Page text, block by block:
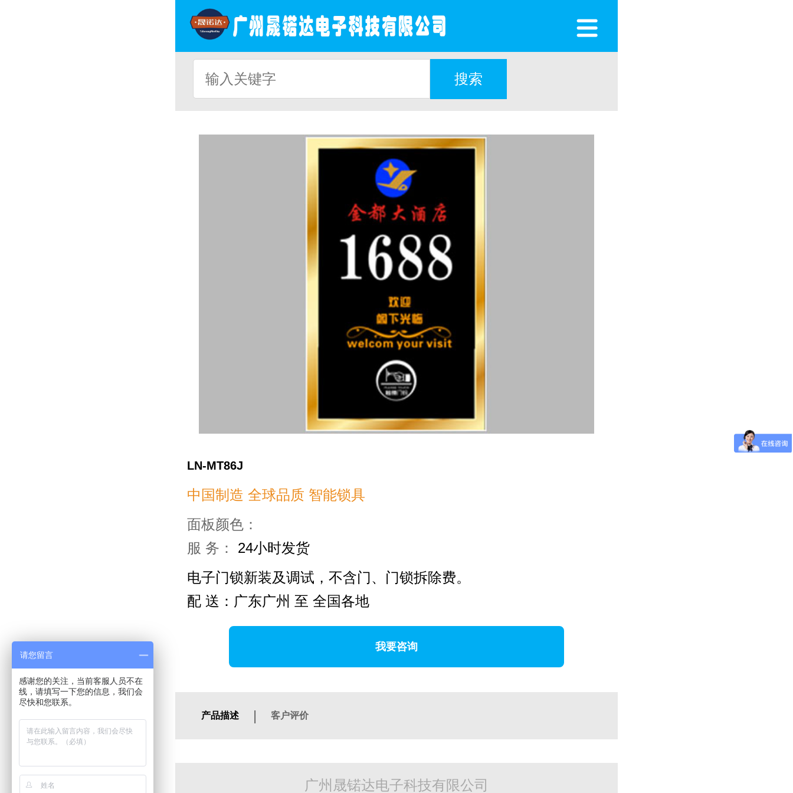
LN-MT86J
中国制造 全球品质 智能锁具
面板颜色：
服 务：
24小时发货
电子门锁新装及调试，不含门、门锁拆除费。
配 送：广东广州 至 全国各地
我要咨询
产品描述 | 客户评价
广州晟锘达电子科技有限公司
请您留言
感谢您的关注，当前客服人员不在
线，请填写一下您的信息，我们会
尽快和您联系。